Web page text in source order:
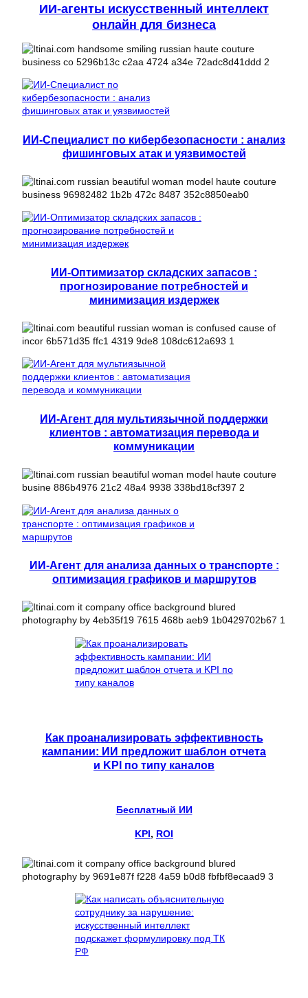
ИИ-агенты искусственный интеллект
онлайн для бизнеса
ИИ-Специалист по кибербезопасности : анализ
фишинговых атак и уязвимостей
ИИ-Оптимизатор складских запасов :
прогнозирование потребностей и
минимизация издержек
ИИ-Агент для мультиязычной поддержки
клиентов : автоматизация перевода и
коммуникации
ИИ-Агент для анализа данных о транспорте :
оптимизация графиков и маршрутов
Как проанализировать эффективность
кампании: ИИ предложит шаблон отчета
и KPI по типу каналов
Бесплатный ИИ
KPI, ROI